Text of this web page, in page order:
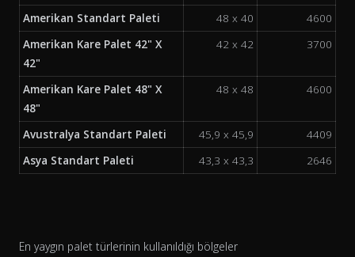
Amerikan Standart Paleti 48 x 40
4600
Amerikan Kare Palet 42" X
42"
42 x 42 3700
Amerikan Kare Palet 48" X
48"
48 x 48 4600
Avustralya Standart Paleti 45,9 x 45,9
4409
Asya Standart Paleti
43,3 x 43,3 2646
En yaygın palet türlerinin kullanıldığı bölgeler